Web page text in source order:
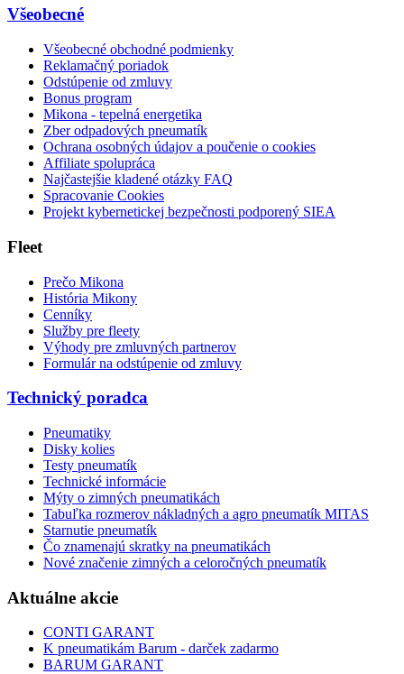
Všeobecné
Všeobecné obchodné podmienky
Reklamačný poriadok
Odstúpenie od zmluvy
Bonus program
Mikona - tepelná energetika
Zber odpadových pneumatík
Ochrana osobných údajov a poučenie o cookies
Affiliate spolupráca
Najčastejšie kladené otázky FAQ
Spracovanie Cookies
Projekt kybernetickej bezpečnosti podporený SIEA
Fleet
Prečo Mikona
História Mikony
Cenníky
Služby pre fleety
Výhody pre zmluvných partnerov
Formulár na odstúpenie od zmluvy
Technický poradca
Pneumatiky
Disky kolies
Testy pneumatík
Technické informácie
Mýty o zimných pneumatikách
Tabuľka rozmerov nákladných a agro pneumatík MITAS
Starnutie pneumatík
Čo znamenajú skratky na pneumatikách
Nové značenie zimných a celoročných pneumatík
Aktuálne akcie
CONTI GARANT
K pneumatikám Barum - darček zadarmo
BARUM GARANT